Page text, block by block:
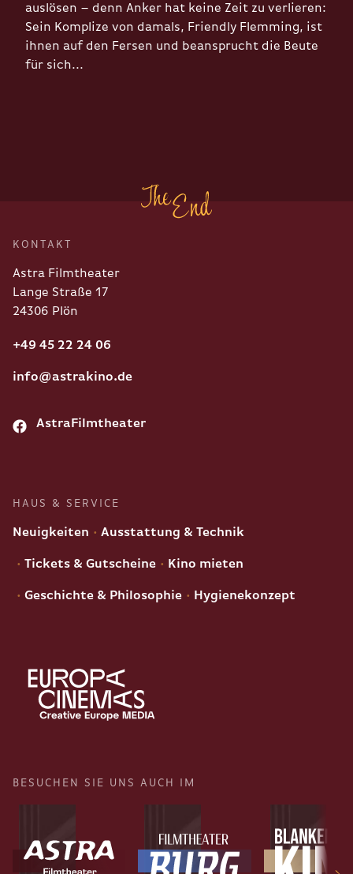
auslösen – denn Anker hat keine Zeit zu verlieren:
Sein Komplize von damals, Friendly Flemming, ist
ihnen auf den Fersen und beansprucht die Beute
für sich...
KONTAKT
Astra Filmtheater
Lange Straße 17
24306 Plön
+49 45 22 24 06
info@astrakino.de
AstraFilmtheater
HAUS & SERVICE
Neuigkeiten Ausstattung & Technik
Tickets & Gutscheine Kino mieten
Geschichte & Philosophie Hygienekonzept
BESUCHEN SIE UNS AUCH IM